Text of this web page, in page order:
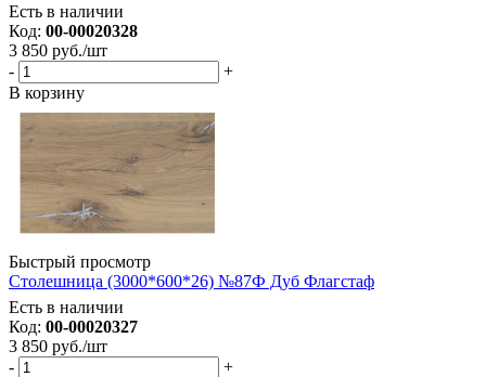
Есть в наличии
Код: 00-00020328
3 850 руб./шт
-
+
В корзину
Быстрый просмотр
Столешница (3000*600*26) №87Ф Дуб Флагстаф
Есть в наличии
Код: 00-00020327
3 850 руб./шт
-
+